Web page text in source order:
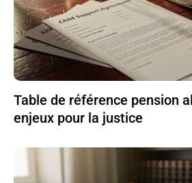
Table de référence pension
enjeux pour la justice